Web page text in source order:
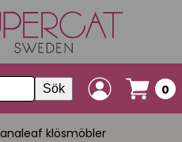
Sök 0
klösmöbler